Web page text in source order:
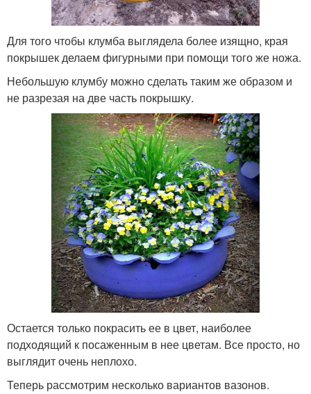
Для того чтобы клумба выглядела более изящно, края
покрышек делаем фигурными при помощи того же ножа.
Небольшую клумбу можно сделать таким же образом и
не разрезая на две часть покрышку.
Остается только покрасить ее в цвет, наиболее
подходящий к посаженным в нее цветам. Все просто, но
выглядит очень неплохо.
Теперь рассмотрим несколько вариантов вазонов.